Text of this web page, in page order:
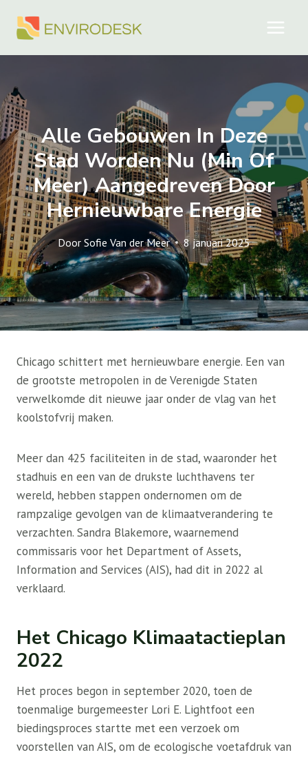
naar
Alle Gebouwen In Deze
Stad Worden Nu (min Of
Meer) Aangedreven Door
Hernieuwbare Energie
Door Sofie Van der Meer 8 januari 2025
Chicago schittert met hernieuwbare energie. Een van
de grootste metropolen in de Verenigde Staten
verwelkomde dit nieuwe jaar onder de vlag van het
koolstofvrij maken.
Meer dan 425 faciliteiten in de stad, waaronder het
stadhuis en een van de drukste luchthavens ter
wereld, hebben stappen ondernomen om de
rampzalige gevolgen van de klimaatverandering te
verzachten. Sandra Blakemore, waarnemend
commissaris voor het Department of Assets,
Information and Services (AIS), had dit in 2022 al
verklaard.
Het Chicago Klimaatactieplan
2022
Het proces begon in september 2020, toen de
toenmalige burgemeester Lori E. Lightfoot een
biedingsproces startte met een verzoek om
voorstellen van AIS, om de ecologische voetafdruk van